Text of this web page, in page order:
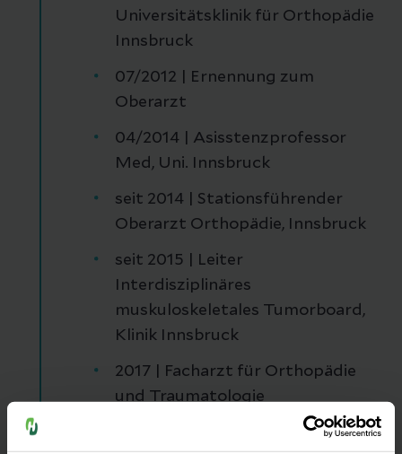
Universitätsklinik für Orthopädie
Innsbruck
07/2012 | Ernennung zum
Oberarzt
04/2014 | Asisstenzprofessor
Med, Uni. Innsbruck
seit 2014 | Stationsführender
Oberarzt Orthopädie, Innsbruck
seit 2015 | Leiter
Interdisziplinäres
muskuloskeletales Tumorboard,
Klinik Innsbruck
2017 | Facharzt für Orthopädie
und Traumatologie
2017 | Ernenung Assoziierter